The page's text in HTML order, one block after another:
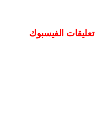
تعليقات الفيسبوك